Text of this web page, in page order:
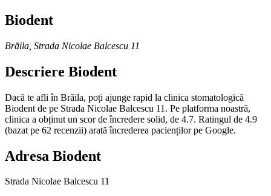
Biodent
Brăila Strada Nicolae Balcescu 11
Descriere Biodent
Dacă te afli în Brăila, poți ajunge rapid la clinica stomatologică
Biodent de pe Strada Nicolae Balcescu 11. Pe platforma noastră,
clinica a obținut un scor de încredere solid, de 4.7. Ratingul de 4.9
(bazat pe 62 recenzii) arată încrederea pacienților pe Google.
Adresa Biodent
Strada Nicolae Balcescu 11